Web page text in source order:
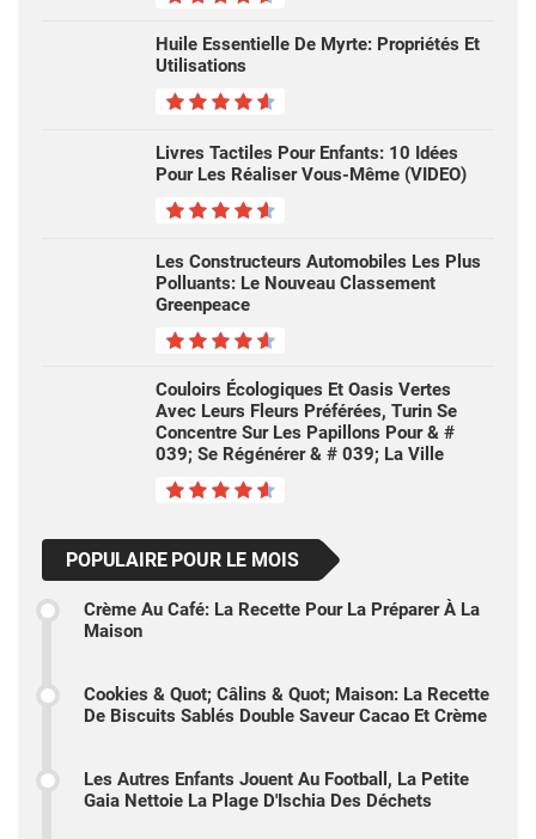
Huile Essentielle De Myrte: Propriétés Et
Utilisations
Livres Tactiles Pour Enfants: 10 Idées
Pour Les Réaliser Vous-Même (VIDEO)
Les Constructeurs Automobiles Les Plus
Polluants: Le Nouveau Classement
Greenpeace
Couloirs Écologiques Et Oasis Vertes
Avec Leurs Fleurs Préférées, Turin Se
Concentre Sur Les Papillons Pour & #
039; Se Régénérer & # 039; La Ville
POPULAIRE POUR LE MOIS
Crème Au Café: La Recette Pour La Préparer À La
Maison
Cookies & Quot; Câlins & Quot; Maison: La Recette
De Biscuits Sablés Double Saveur Cacao Et Crème
Les Autres Enfants Jouent Au Football, La Petite
Gaia Nettoie La Plage D'Ischia Des Déchets